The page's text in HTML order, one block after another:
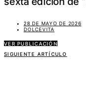
28 DE MAYO DE 2026
DOLCEVITA
VER PUBLICACIÓN
SIGUIENTE ARTÍCULO